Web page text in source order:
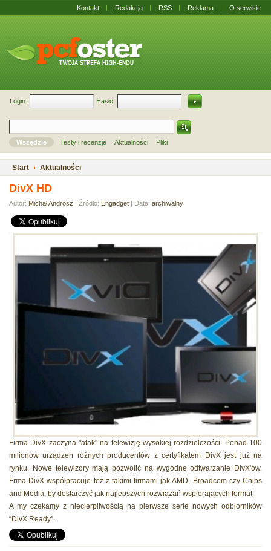
Kontakt Redakcja RSS Reklama O serwisie
Login: Hasło:
Wszędzie Testy i recenzje Aktualności Pliki
Start Aktualności
DivX HD
Autor: Michał Androsz | Źródło: Engadget | Data: archiwalny
Firma DivX zaczyna "atak" na telewizję wysokiej rozdzielczości. Ponad 100
milionów urządzeń różnych producentów z certyfikatem DivX jest już na
rynku. Nowe telewizory mają pozwolić na wygodne odtwarzanie DivX'ów.
Frma DivX współpracuje też z takimi firmami jak AMD, Broadcom czy Chips
and Media, by dostarczyć jak najlepszych rozwiązań wspierających format.
A my czekamy z niecierpliwością na pierwsze serie nowych odbiorników
“DivX Ready”.